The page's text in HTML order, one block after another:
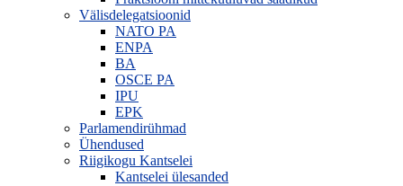
Välisdelegatsioonid
NATO PA
ENPA
BA
OSCE PA
IPU
EPK
Parlamendirühmad
Ühendused
Riigikogu Kantselei
Kantselei ülesanded